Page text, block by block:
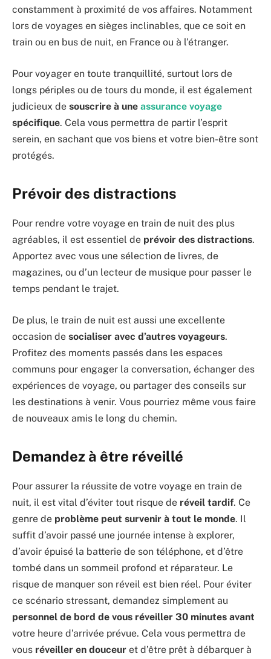
constamment à proximité de vos affaires. Notamment
lors de voyages en sièges inclinables, que ce soit en
train ou en bus de nuit, en France ou à l’étranger.
Pour voyager en toute tranquillité, surtout lors de
longs périples ou de tours du monde, il est également
judicieux de souscrire à une assurance voyage
spécifique. Cela vous permettra de partir l’esprit
serein, en sachant que vos biens et votre bien-être sont
protégés.
Prévoir des distractions
Pour rendre votre voyage en train de nuit des plus
agréables, il est essentiel de prévoir des distractions.
Apportez avec vous une sélection de livres, de
magazines, ou d’un lecteur de musique pour passer le
temps pendant le trajet.
De plus, le train de nuit est aussi une excellente
occasion de socialiser avec d’autres voyageurs.
Profitez des moments passés dans les espaces
communs pour engager la conversation, échanger des
expériences de voyage, ou partager des conseils sur
les destinations à venir. Vous pourriez même vous faire
de nouveaux amis le long du chemin.
Demandez à être réveillé
Pour assurer la réussite de votre voyage en train de
nuit, il est vital d’éviter tout risque de réveil tardif. Ce
genre de problème peut survenir à tout le monde. Il
suffit d’avoir passé une journée intense à explorer,
d’avoir épuisé la batterie de son téléphone, et d’être
tombé dans un sommeil profond et réparateur. Le
risque de manquer son réveil est bien réel. Pour éviter
ce scénario stressant, demandez simplement au
personnel de bord de vous réveiller 30 minutes avant
votre heure d’arrivée prévue. Cela vous permettra de
vous réveiller en douceur et d’être prêt à débarquer à